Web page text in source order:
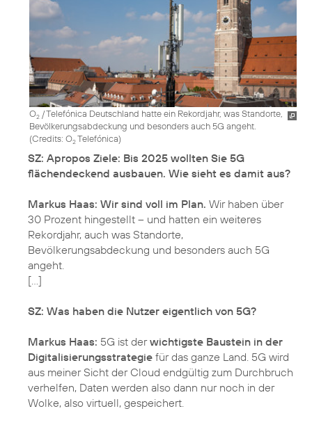
O2 / Telefónica Deutschland hatte ein Rekordjahr, was Standorte,
Bevölkerungsabdeckung und besonders auch 5G angeht.
(Credits: O2Telefónica)
SZ: Apropos Ziele: Bis 2025 wollten Sie 5G
flächendeckend ausbauen. Wie sieht es damit aus?
Markus Haas: Wir sind voll im Plan. Wir haben über
30 Prozent hingestellt – und hatten ein weiteres
Rekordjahr, auch was Standorte,
Bevölkerungsabdeckung und besonders auch 5G
angeht.
[…]
SZ: Was haben die Nutzer eigentlich von 5G?
Markus Haas: 5G ist derwichtigste Baustein in der
Digitalisierungsstrategie für das ganze Land. 5G wird
aus meiner Sicht der Cloud endgültig zum Durchbruch
verhelfen, Daten werden also dann nur noch in der
Wolke, also virtuell, gespeichert.